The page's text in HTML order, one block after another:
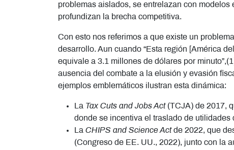
problemas aislados, se entrelazan con
profundizan la brecha competitiva.
Con esto nos referimos a que existe un
desarrollo. Aun cuando “Esta región [América
equivale a 3.1 millones de dólares por
ausencia del combate a la elusión y evasión
ejemplos emblemáticos ilustran esta dinámica:
La Tax Cuts and Jobs Act(TCJA) de 2017,
donde se incentiva el traslado de
La CHIPS and Science Actde 2022, que
(Congreso de EE. UU., 2022), junto con la